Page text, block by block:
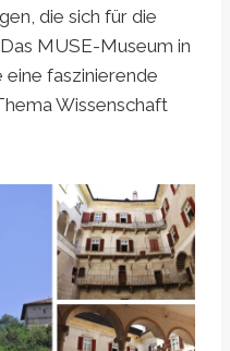
die sich für die
MUSE-Museum in
faszinierende
Wissenschaft